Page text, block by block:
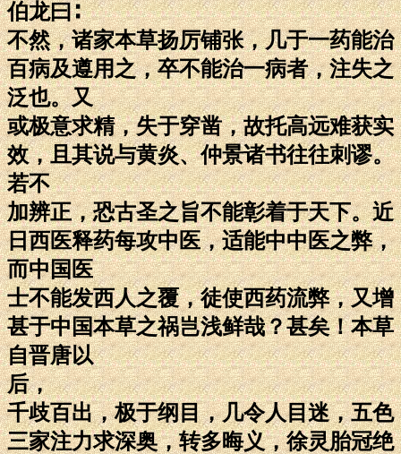
伯龙曰∶
不然，诸家本草扬厉铺张，几于一药能治
百病及遵用之，卒不能治一病者，注失之
泛也。又
或极意求精，失于穿凿，故托高远难获实
效，且其说与黄炎、仲景诸书往往刺谬。
若不
加辨正，恐古圣之旨不能彰着于天下。近
日西医释药每攻中医，适能中中医之弊，
而中国医
士不能发西人之覆，徒使西药流弊，又增
甚于中国本草之祸岂浅鲜哉？甚矣！本草
自晋唐以
后，
千歧百出，极于纲目，几令人目迷，五色
三家注力求深奥，转多晦义，徐灵胎冠绝